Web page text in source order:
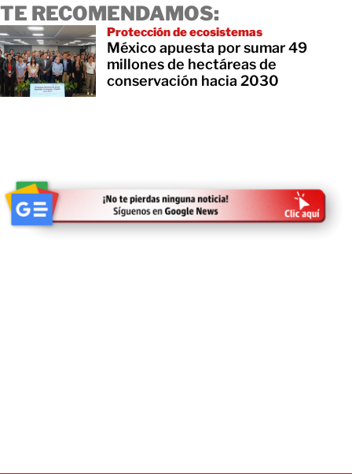
TE RECOMENDAMOS:
Protección de ecosistemas
México apuesta por sumar 49
millones de hectáreas de
conservación hacia 2030